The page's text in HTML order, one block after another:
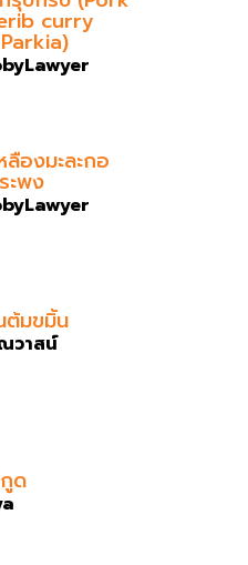
curry
ลืองมะละกอ
ะพง
ต้มขมิ้น
วาสน์
ด